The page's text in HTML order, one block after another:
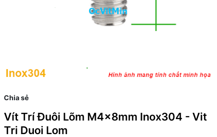
Chia sẻ
Vít Trí Đuôi Lõm M4x8mm Inox304 - Vit
Tri Duoi Lom